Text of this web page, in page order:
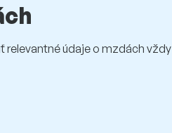
údaje o mzdách vždy